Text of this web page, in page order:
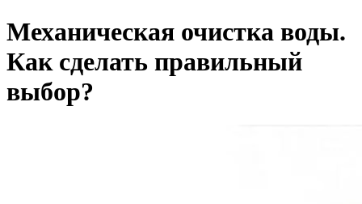
Механическая очистка воды.
Как сделать правильный
выбор?